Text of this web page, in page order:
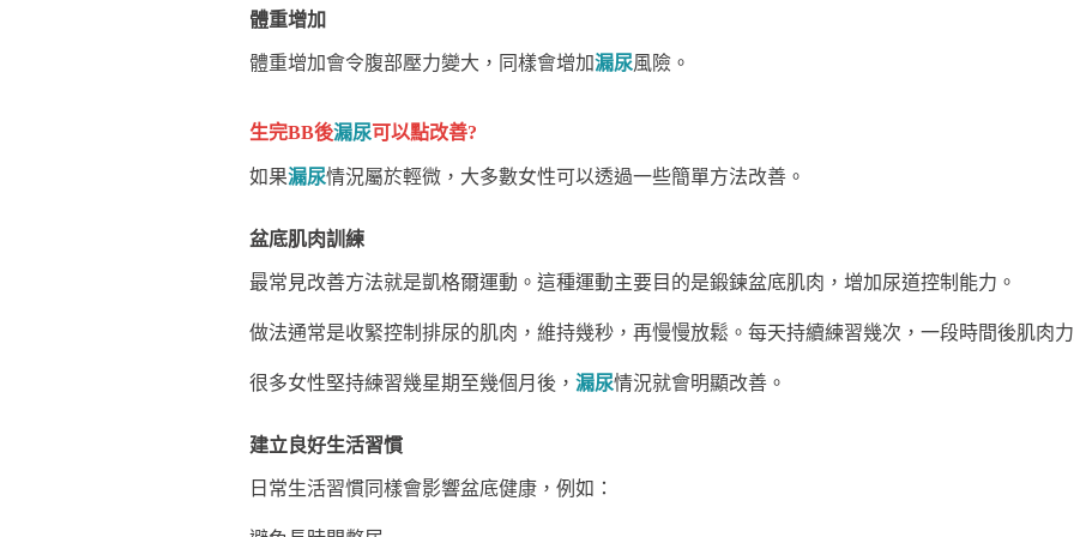
體重增加
體重增加會令腹部壓力變大，同樣會增加漏尿風險。
生完BB後漏尿可以點改善?
如果漏尿情況屬於輕微，大多數女性可以透過一些簡單方法改善。
盆底肌肉訓練
最常見改善方法就是凱格爾運動。這種運動主要目的是鍛鍊盆底肌肉，增加尿道控制能力。
做法通常是收緊控制排尿的肌肉，維持幾秒，再慢慢放鬆。每天持續練習幾次，一段時間後肌肉
很多女性堅持練習幾星期至幾個月後， 漏尿情況就會明顯改善。
建立良好生活習慣
日常生活習慣同樣會影響盆底健康，例如：